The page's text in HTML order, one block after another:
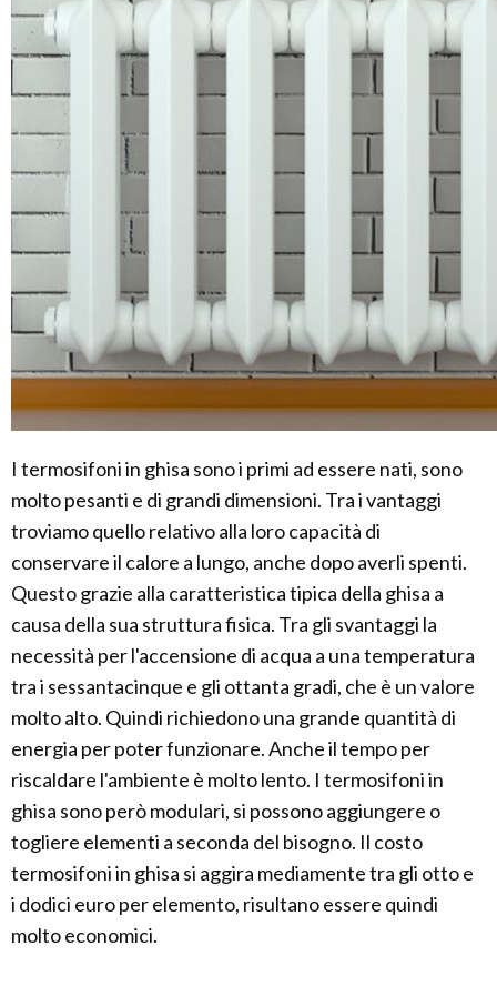
I termosifoni in ghisa sono i primi ad essere nati, sono
molto pesanti e di grandi dimensioni. Tra i vantaggi
troviamo quello relativo alla loro capacità di
conservare il calore a lungo, anche dopo averli spenti.
Questo grazie alla caratteristica tipica della ghisa a
causa della sua struttura fisica. Tra gli svantaggi la
necessità per l'accensione di acqua a una temperatura
tra i sessantacinque e gli ottanta gradi, che è un valore
molto alto. Quindi richiedono una grande quantità di
energia per poter funzionare. Anche il tempo per
riscaldare l'ambiente è molto lento. I termosifoni in
ghisa sono però modulari, si possono aggiungere o
togliere elementi a seconda del bisogno. Il costo
termosifoni in ghisa si aggira mediamente tra gli otto e
i dodici euro per elemento, risultano essere quindi
molto economici.